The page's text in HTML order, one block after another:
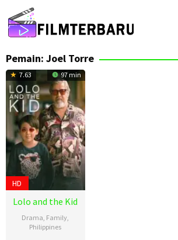
ke
konten
Pemain: Joel Torre
7.63 97 min
HD
Lolo and the Kid
Drama Family
Philippines